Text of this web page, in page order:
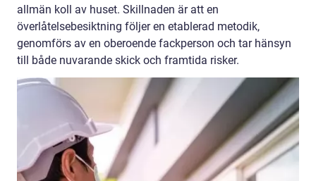
allmän koll av huset. Skillnaden är att en
överlåtelsebesiktning följer en etablerad metodik,
genomförs av en oberoende fackperson och tar hänsyn
till både nuvarande skick och framtida risker.